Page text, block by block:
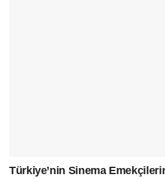
Türkiye’nin Sinema